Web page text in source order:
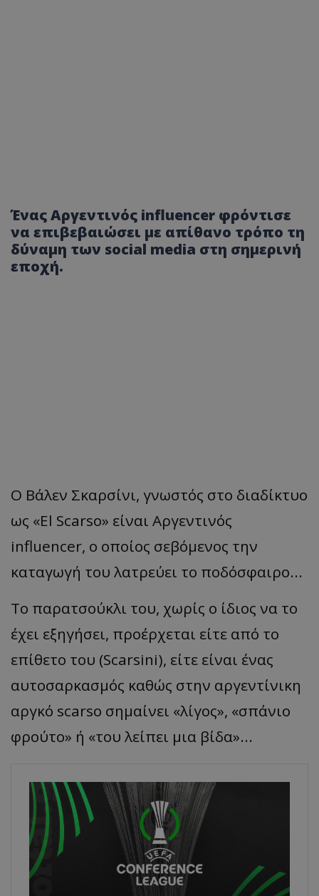
Ένας Αργεντινός influencer φρόντισε
να επιβεβαιώσει με απίθανο τρόπο τη
δύναμη των social media στη σημερινή
εποχή.
Ο Βάλεν Σκαρσίνι, γνωστός στο διαδίκτυο
ως «El Scarso» είναι Αργεντινός
influencer, ο οποίος σεβόμενος την
καταγωγή του λατρεύει το ποδόσφαιρο...
Το παρατσούκλι του, χωρίς ο ίδιος να το
έχει εξηγήσει, προέρχεται είτε από το
επίθετο του (Scarsini), είτε είναι ένας
αυτοσαρκασμός καθώς στην αργεντίνικη
αργκό scarso σημαίνει «λίγος», «σπάνιο
φρούτο» ή «του λείπει μια βίδα»...